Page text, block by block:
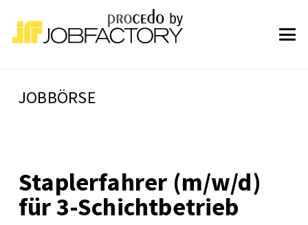
JOBBÖRSE
Staplerfahrer (m/w/d)
für 3-Schichtbetrieb